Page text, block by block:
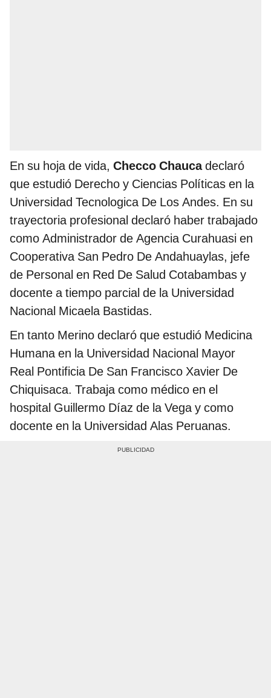
En su hoja de vida, Checco Chaucadeclaró
que estudió Derecho y Ciencias Políticas en la
Universidad Tecnologica De Los Andes. En su
trayectoria profesional declaró haber trabajado
como Administrador de Agencia Curahuasi en
Cooperativa San Pedro De Andahuaylas, jefe
de Personal en Red De Salud Cotabambas y
docente a tiempo parcial de la Universidad
Nacional Micaela Bastidas.
En tanto Merino declaró que estudió Medicina
Humana en la Universidad Nacional Mayor
Real Pontificia De San Francisco Xavier De
Chiquisaca. Trabaja como médico en el
hospital Guillermo Díaz de la Vega y como
docente en la Universidad Alas Peruanas.